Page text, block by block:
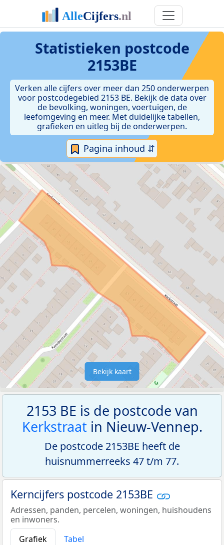
Statistieken postcode
2153BE
Verken alle cijfers over meer dan 250 onderwerpen
voor postcodegebied 2153 BE. Bekijk de data over
de bevolking, woningen, voertuigen, de
leefomgeving en meer. Met duidelijke tabellen,
grafieken en uitleg bij de onderwerpen.
Pagina inhoud ⇵
Bekijk kaart
2153 BE is de postcode van
Kerkstraatin Nieuw-Vennep.
De postcode 2153BE heeft de
huisnummerreeks 47 t/m 77.
Kerncijfers postcode 2153BE
Adressen, panden, percelen, woningen, huishoudens
en inwoners.
Grafiek
Tabel